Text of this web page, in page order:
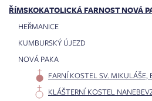
ŘÍMSKOKATOLICKÁ FARNOST NOVÁ
HEŘMANICE
KUMBURSKÝ ÚJEZD
NOVÁ PAKA
FARNÍ KOSTEL SV. MIKULÁŠE,
KLÁŠTERNÍ KOSTEL